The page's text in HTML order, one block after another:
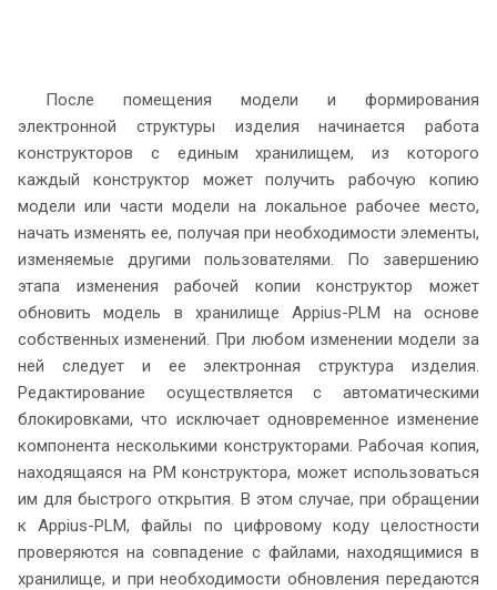
После помещения модели и формирования
электронной структуры изделия начинается работа
конструкторов с единым хранилищем, из которого
каждый конструктор может получить рабочую копию
модели или части модели на локальное рабочее место,
начать изменять ее, получая при необходимости элементы,
изменяемые другими пользователями. По завершению
этапа изменения рабочей копии конструктор может
обновить модель в хранилище Appius-PLM на основе
собственных изменений. При любом изменении модели за
ней следует и ее электронная структура изделия.
Редактирование осуществляется с автоматическими
блокировками, что исключает одновременное изменение
компонента несколькими конструкторами. Рабочая копия,
находящаяся на РМ конструктора, может использоваться
им для быстрого открытия. В этом случае, при обращении
к Appius-PLM, файлы по цифровому коду целостности
проверяются на совпадение с файлами, находящимися в
хранилище, и при необходимости обновления передаются